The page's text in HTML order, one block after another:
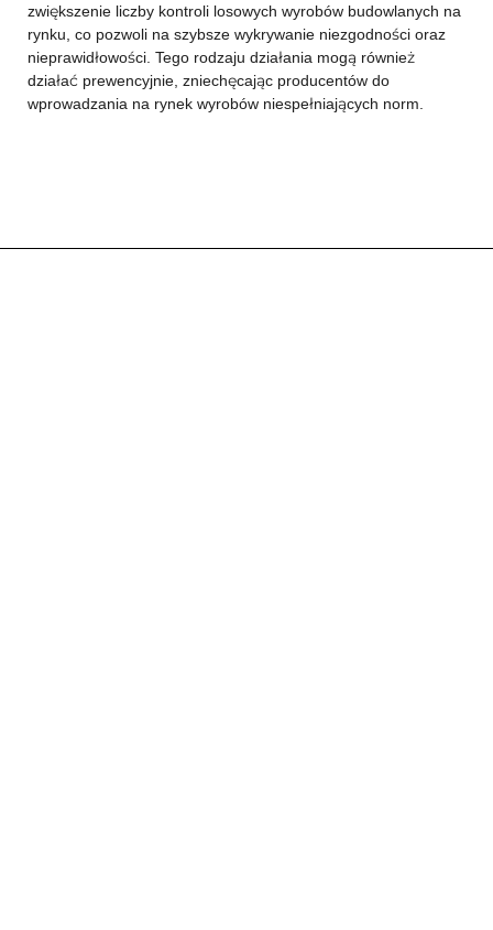
zwiększenie liczby kontroli losowych wyrobów budowlanych na
rynku, co pozwoli na szybsze wykrywanie niezgodności oraz
nieprawidłowości. Tego rodzaju działania mogą również
działać prewencyjnie, zniechęcając producentów do
wprowadzania na rynek wyrobów niespełniających norm.